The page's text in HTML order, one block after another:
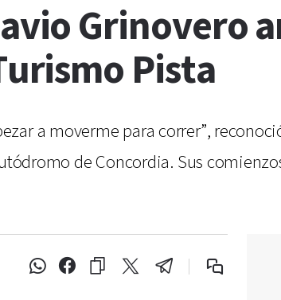
Grinovero
Pista
a moverme para correr”,
de Concordia. Sus